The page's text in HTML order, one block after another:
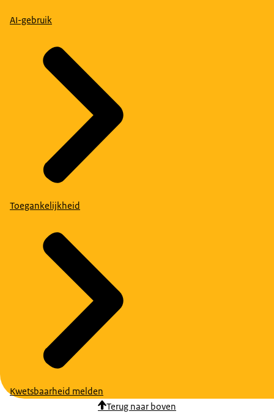
AI-gebruik
Toegankelijkheid
Kwetsbaarheid melden
Terug naar boven